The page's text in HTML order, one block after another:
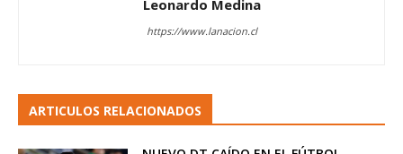
Leonardo Medina
https://www.lanacion.cl
ARTICULOS RELACIONADOS